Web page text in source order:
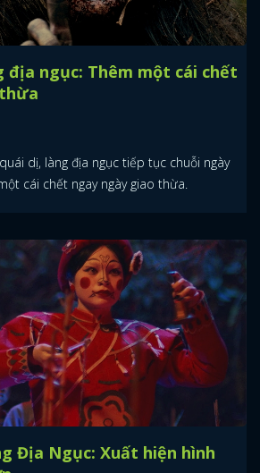
địa ngục: Thêm một cái chết
dị, làng địa ngục tiếp tục chuỗi ngày
cái chết ngay ngày giao thừa.
Địa Ngục: Xuất hiện hình